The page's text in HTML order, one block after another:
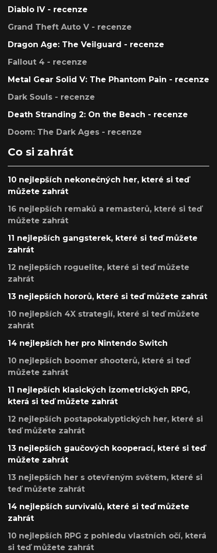
Diablo IV - recenze
Grand Theft Auto V - recenze
Dragon Age: The Veilguard - recenze
Fallout 4 - recenze
Metal Gear Solid V: The Phantom Pain - recenze
Dark Souls - recenze
Death Stranding 2: On the Beach - recenze
Doom: The Dark Ages - recenze
Co si zahrát
10 nejlepších nekonečných her, které si teď
můžete zahrát
16 nejlepších remaků a remasterů, které si teď
můžete zahrát
11 nejlepších gangsterek, které si teď můžete
zahrát
12 nejlepších roguelite, které si teď můžete
zahrát
13 nejlepších hororů, které si teď můžete zahrát
10 nejlepších 4X strategií, které si teď můžete
zahrát
14 nejlepších her pro Nintendo Switch
10 nejlepších boomer shooterů, které si teď
můžete zahrát
11 nejlepších klasických izometrických RPG,
která si teď můžete zahrát
12 nejlepších postapokalyptických her, které si
teď můžete zahrát
13 nejlepších gaučových kooperací, které si teď
můžete zahrát
13 nejlepších her s otevřeným světem, které si
teď můžete zahrát
14 nejlepších survivalů, které si teď můžete
zahrát
10 nejlepších RPG z pohledu vlastních očí, která
si teď můžete zahrát